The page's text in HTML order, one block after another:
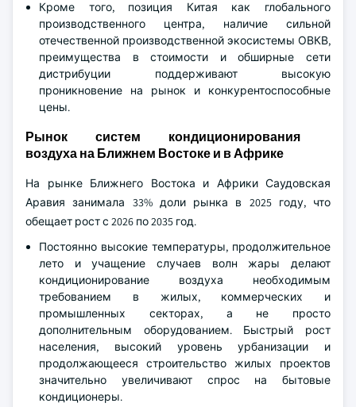
Кроме того, позиция Китая как глобального
производственного центра, наличие сильной
отечественной производственной экосистемы ОВКВ,
преимущества в стоимости и обширные сети
дистрибуции поддерживают высокую
проникновение на рынок и конкурентоспособные
цены.
Рынок систем кондиционирования
воздуха на Ближнем Востоке и в Африке
На рынке Ближнего Востока и Африки Саудовская
Аравия занимала 33% доли рынка в 2025 году, что
обещает рост с 2026 по 2035 год.
Постоянно высокие температуры, продолжительное
лето и учащение случаев волн жары делают
кондиционирование воздуха необходимым
требованием в жилых, коммерческих и
промышленных секторах, а не просто
дополнительным оборудованием. Быстрый рост
населения, высокий уровень урбанизации и
продолжающееся строительство жилых проектов
значительно увеличивают спрос на бытовые
кондиционеры.